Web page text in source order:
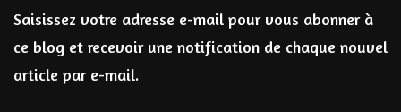
Saisissez votre adresse e-mail pour vous abonner à
ce blog et recevoir une notification de chaque nouvel
article par e-mail.